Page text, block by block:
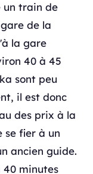
un train de
de la
la gare
40 à 45
sont peu
il est donc
des prix à la
se fier à un
ancien guide.
40 minutes